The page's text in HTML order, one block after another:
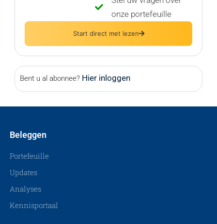
onze portefeuille
Start direct met lezen
Bent u al abonnee? Hier inloggen
Beleggen
Portefeuille
Updates
Analyses
Kennisportaal